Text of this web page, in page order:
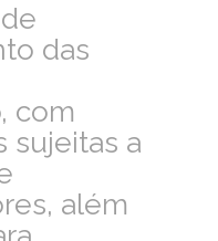
das
com
sujeitas a
além